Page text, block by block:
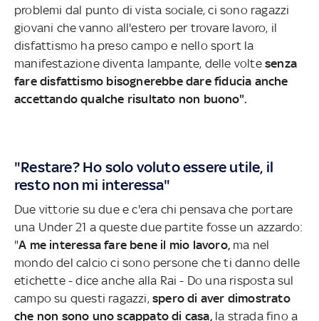
problemi dal punto di vista sociale, ci sono ragazzi
giovani che vanno all'estero per trovare lavoro, il
disfattismo ha preso campo e nello sport la
manifestazione diventa lampante, delle volte senza
fare disfattismo bisognerebbe dare fiducia anche
accettando qualche risultato non buono".
"Restare? Ho solo voluto essere utile, il
resto non mi interessa"
Due vittorie su due e c'era chi pensava che portare
una Under 21 a queste due partite fosse un azzardo:
"A me interessa fare bene il mio lavoro, ma nel
mondo del calcio ci sono persone che ti danno delle
etichette - dice anche alla Rai - Do una risposta sul
campo su questi ragazzi, spero di aver dimostrato
che non sono uno scappato di casa, la strada fino a